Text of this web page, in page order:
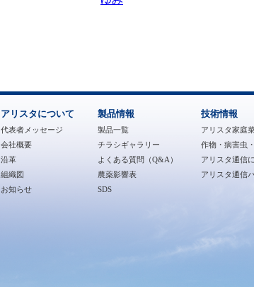
アリスタについて
代表者メッセージ
会社概要
沿革
組織図
お知らせ
製品情報
製品一覧
チラシギャラリー
よくある質問（Q&A）
農薬影響表
SDS
技術情報
アリスタ家庭
作物・病害虫
アリスタ通信
アリスタ通信